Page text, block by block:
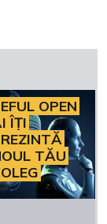
OPEN
ÎȚI
TĂU